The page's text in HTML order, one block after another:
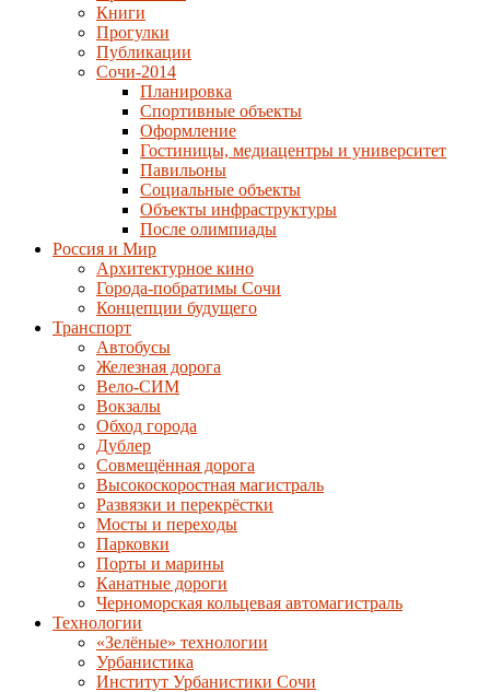
Книги
Прогулки
Публикации
Сочи-2014
Планировка
Спортивные объекты
Оформление
Гостиницы, медиацентры и университет
Павильоны
Социальные объекты
Объекты инфраструктуры
После олимпиады
Россия и Мир
Архитектурное кино
Города-побратимы Сочи
Концепции будущего
Транспорт
Автобусы
Железная дорога
Вело-СИМ
Вокзалы
Обход города
Дублер
Совмещённая дорога
Высокоскоростная магистраль
Развязки и перекрёстки
Мосты и переходы
Парковки
Порты и марины
Канатные дороги
Черноморская кольцевая автомагистраль
Технологии
«Зелёные» технологии
Урбанистика
Институт Урбанистики Сочи